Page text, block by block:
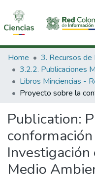
Communities &
All of DSpace
Statistics
Home
Publication:
Investigación
Medio